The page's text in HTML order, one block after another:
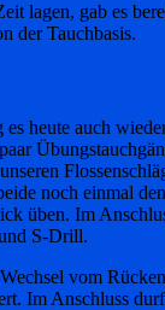
lagen, gab es
der Tauchbasis.
heute auch
noch einmal
üben. Im
S-Drill.
vom
Im Anschluss